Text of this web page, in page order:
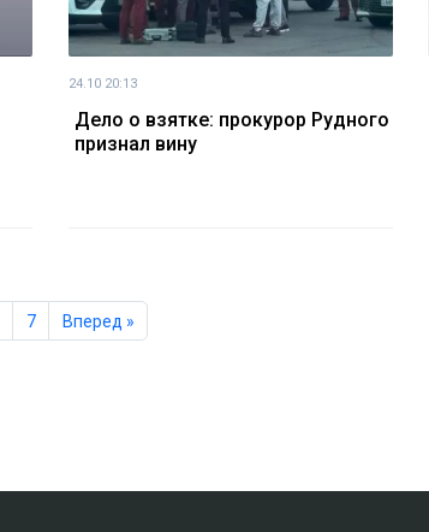
24.10 20:13
Дело о взятке: прокурор Рудного
признал вину
7 Вперед »